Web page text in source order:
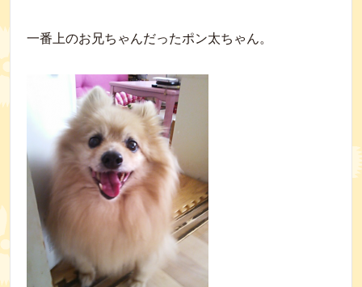
一番上のお兄ちゃんだったポン太ちゃん。